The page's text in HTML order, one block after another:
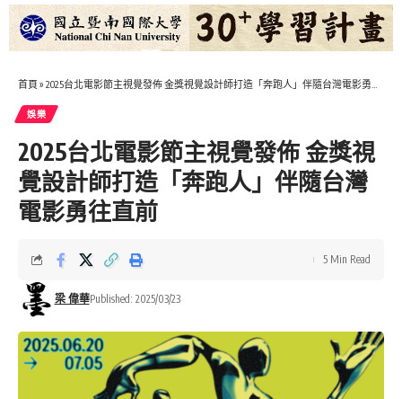
首頁 » 2025台北電影節主視覺發佈 金獎視覺設計師打造「奔跑人」伴隨台灣電影勇往直前
娛樂
2025台北電影節主視覺發佈 金獎視
覺設計師打造「奔跑人」伴隨台灣
電影勇往直前
梁 偉華Published: 2025/03/23
5 Min Read